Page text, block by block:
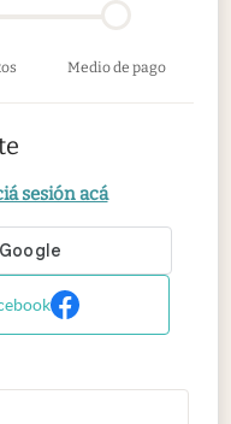
Medio de pago
sesión acá